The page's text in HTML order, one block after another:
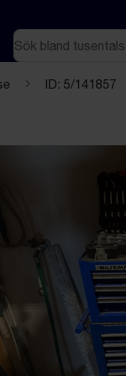
Sök
ID: 5/141857